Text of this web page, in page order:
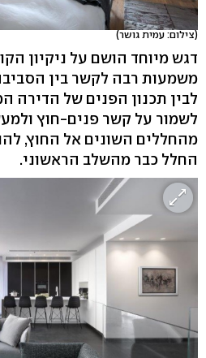
(צילום: עמית גושר)
דגש מיוחד הושם על ניקיון
משמעות רבה לקשר בין
לבין תכנון הפנים של הדירה
לשמור על קשר פנים-חוץ
מהחללים השונים אל החוץ,
החלל כבר מהשלב הראשוני.